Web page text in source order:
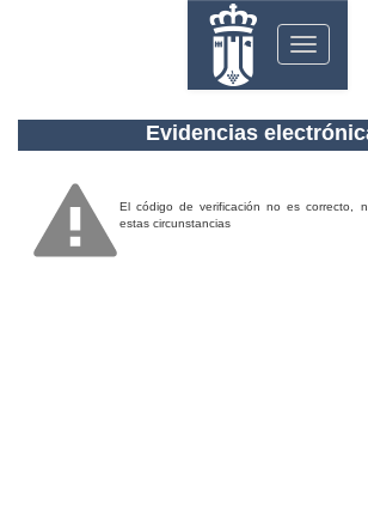
Toggle
navigation
Evidencias
El código de verificación no es correcto,
estas circunstancias